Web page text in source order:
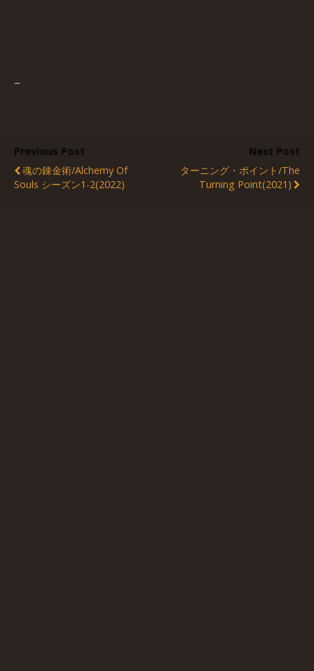
–
Previous Post
魂の錬金術/Alchemy Of
Souls シーズン1-2(2022)
Next Post
ターニング・ポイント/The
Turning Point(2021)